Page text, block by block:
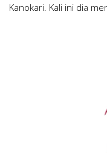
Kanokari. Kali ini dia